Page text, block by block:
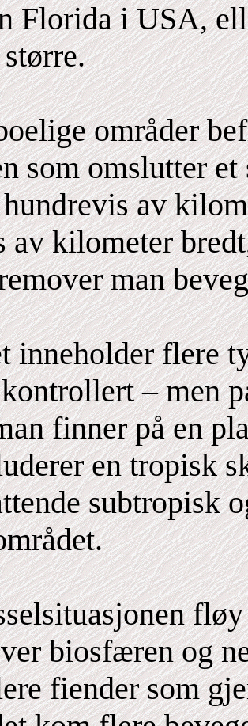
Florida i USA,
områder
som omslutter
av
av kilometer
man
inneholder flere
– men
finner på en
en tropisk
subtropisk
biosfæren og
fiender som